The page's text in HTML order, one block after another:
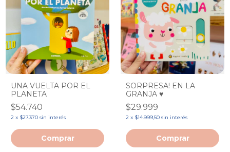
UNA VUELTA POR EL
PLANETA
$54.740
2 x $27.370 sin interés
SORPRESA! EN LA
GRANJA ♥️
$29.999
2 x $14.999,50 sin interés